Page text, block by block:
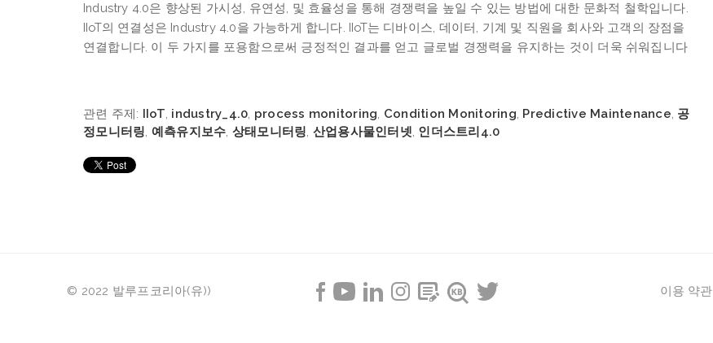
Industry 4.0은 향상된 가시성 유연성 및 효율성을 통해 경쟁력을 높일 수 있는 방법에 대한 문화적 철학입니다
IIoT의 연결성은 Industry 4.0을 가능하게 합니다 . IIoT는 디바이스 데이터 기계 및 직원을 회사와 고객의 장점을
연결합니다 이 두 가지를 포용함으로써 긍정적인 결과를 얻고 글로벌 경쟁력을 유지하는 것이 더욱 쉬워집니다
관련 주제: IIoT, industry_4.0, process monitoring, Condition Monitoring, Predictive Maintenance, 공
정모니터링, 예측유지보수, 상태모니터링, 산업용사물인터넷, 인더스트리4.0
© 2022 발루프코리아(유)) 이용 약관